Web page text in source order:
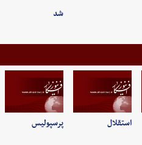
شد
استقلال پرسپولیس